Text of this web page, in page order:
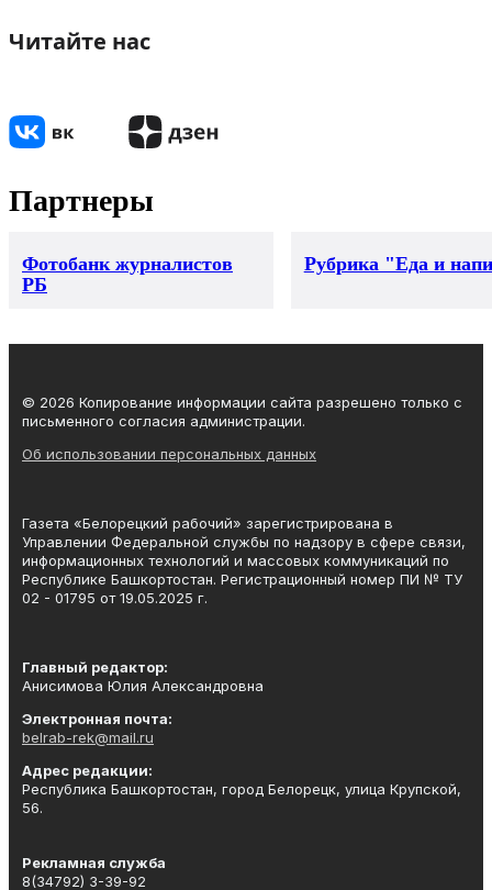
Читайте нас
Партнеры
Фотобанк журналистов
РБ
Рубрика "Еда и
© 2026 Копирование информации сайта разрешено только с
письменного согласия администрации.
Об использовании персональных данных
Газета «Белорецкий рабочий» зарегистрирована в
Управлении Федеральной службы по надзору в сфере связи,
информационных технологий и массовых коммуникаций по
Республике Башкортостан. Регистрационный номер ПИ № ТУ
02 - 01795 от 19.05.2025 г.
Главный редактор:
Анисимова Юлия Александровна
Электронная почта:
belrab-rek@mail.ru
Адрес редакции:
Республика Башкортостан, город Белорецк, улица Крупской,
56.
Рекламная служба
8(34792) 3-39-92